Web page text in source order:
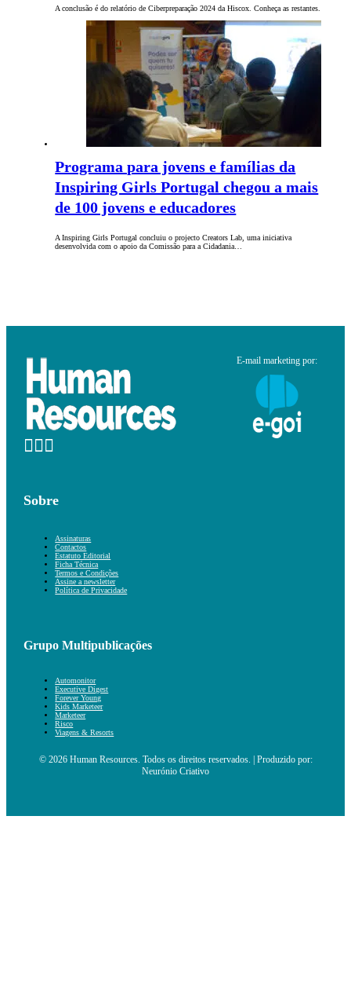
A conclusão é do relatório de Ciberpreparação 2024 da Hiscox. Conheça as restantes.
Programa para jovens e famílias da
Inspiring Girls Portugal chegou a mais
de 100 jovens e educadores
A Inspiring Girls Portugal concluiu o projecto Creators Lab, uma iniciativa
desenvolvida com o apoio da Comissão para a Cidadania…
E-mail marketing por:
Sobre
Assinaturas
Contactos
Estatuto Editorial
Ficha Técnica
Termos e Condições
Assine a newsletter
Política de Privacidade
Grupo Multipublicações
Automonitor
Executive Digest
Forever Young
Kids Marketeer
Marketeer
Risco
Viagens & Resorts
© 2026 Human Resources. Todos os direitos reservados. | Produzido por:
Neurónio Criativo